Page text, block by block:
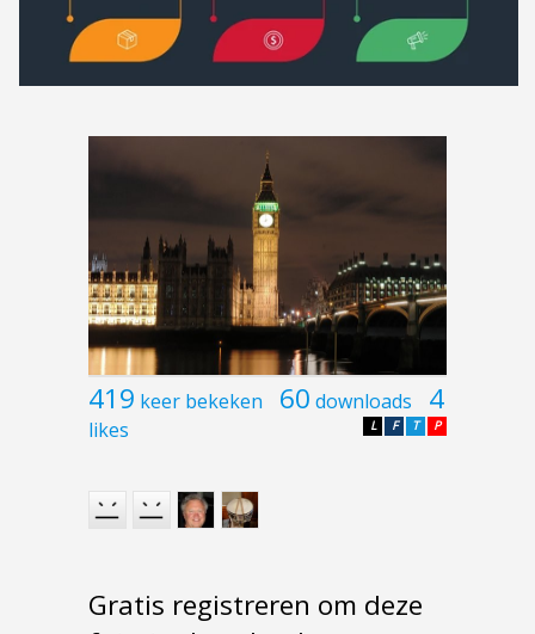
419 keer bekeken 60 downloads 4
likes P
T
F
L
Gratis registreren om deze